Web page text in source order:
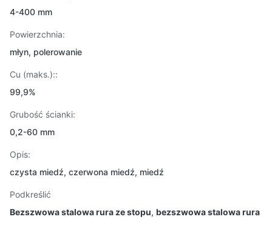
4-400 mm
Powierzchnia:
młyn, polerowanie
Cu (maks.)::
99,9%
Grubość ścianki:
0,2-60 mm
Opis:
czysta miedź, czerwona miedź, miedź
Podkreślić
Bezszwowa stalowa rura ze stopu, bezszwowa stalowa rura